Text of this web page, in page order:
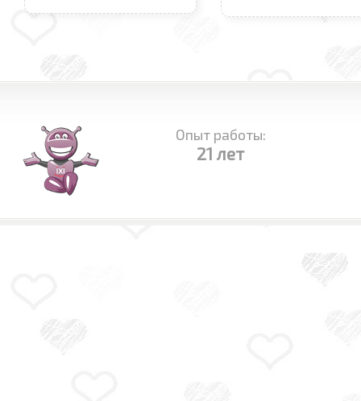
Опыт работы:
21 лет